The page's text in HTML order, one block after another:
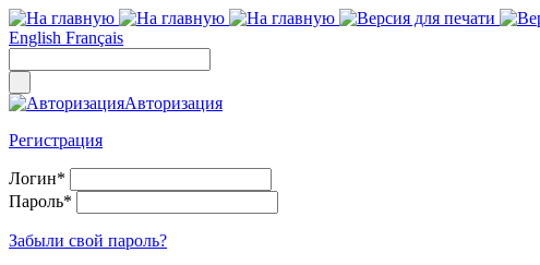
English Français
Авторизация
Регистрация
Логин*
Пароль*
Забыли свой пароль?